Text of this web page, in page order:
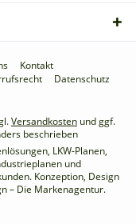
Kontakt
Datenschutz
Versandkosten und ggf.
beschrieben
LKW-Planen,
und
Konzeption, Design
– Die Markenagentur.